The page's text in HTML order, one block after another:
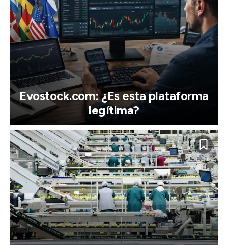
Evostock.com: ¿Es esta plataforma
legítima?